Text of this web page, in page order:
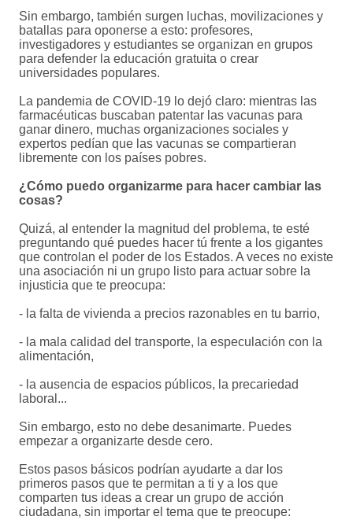
Sin embargo, también surgen luchas, movilizaciones y
batallas para oponerse a esto: profesores,
investigadores y estudiantes se organizan en grupos
para defender la educación gratuita o crear
universidades populares.
La pandemia de COVID-19 lo dejó claro: mientras las
farmacéuticas buscaban patentar las vacunas para
ganar dinero, muchas organizaciones sociales y
expertos pedían que las vacunas se compartieran
libremente con los países pobres.
¿Cómo puedo organizarme para hacer cambiar las
cosas?
Quizá, al entender la magnitud del problema, te esté
preguntando qué puedes hacer tú frente a los gigantes
que controlan el poder de los Estados. A veces no existe
una asociación ni un grupo listo para actuar sobre la
injusticia que te preocupa:
- la falta de vivienda a precios razonables en tu barrio,
- la mala calidad del transporte, la especulación con la
alimentación,
- la ausencia de espacios públicos, la precariedad
laboral...
Sin embargo, esto no debe desanimarte. Puedes
empezar a organizarte desde cero.
Estos pasos básicos podrían ayudarte a dar los
primeros pasos que te permitan a ti y a los que
comparten tus ideas a crear un grupo de acción
ciudadana, sin importar el tema que te preocupe: